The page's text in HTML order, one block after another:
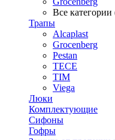
Все категории
Трапы
Alcaplast
Grocenberg
Pestan
TECE
TIM
Viega
Люки
Комплектующие
Сифоны
Гофры